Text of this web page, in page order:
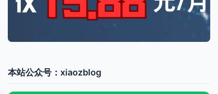
本站公众号：xiaozblog